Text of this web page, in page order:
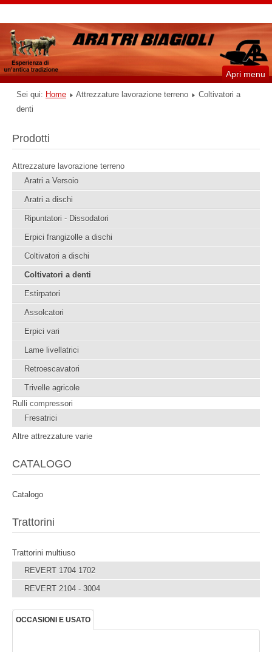
Apri menu
Sei qui: Home Attrezzature lavorazione terreno
Coltivatori a
denti
Prodotti
Attrezzature lavorazione terreno
Aratri a Versoio
Aratri a dischi
Ripuntatori - Dissodatori
Erpici frangizolle a dischi
Coltivatori a dischi
Coltivatori a denti
Estirpatori
Assolcatori
Erpici vari
Lame livellatrici
Retroescavatori
Trivelle agricole
Rulli compressori
Fresatrici
Altre attrezzature varie
CATALOGO
Catalogo
Trattorini
Trattorini multiuso
REVERT 1704 1702
REVERT 2104 - 3004
OCCASIONI E USATO